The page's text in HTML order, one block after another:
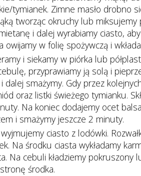
tymianek. Zimne masło drobno
tworząc okruchy lub
i dalej wyrabiamy ciasto, aby
owijamy w folię spożywczą i
i siekamy w piórka lub
przyprawiamy ją solą i
i dalej smażymy. Gdy przez
oraz listki świeżego tymianku.
Na koniec dodajemy ocet
i smażymy jeszcze 2 minuty.
ciasto z lodówki.
Na środku ciasta wykładamy
Na cebuli kładziemy pokruszony
środka.